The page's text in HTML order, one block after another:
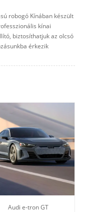
robogó Kínában készült
kínai
biztosíthatjuk az olcsó
érkezik
Audi e-tron GT